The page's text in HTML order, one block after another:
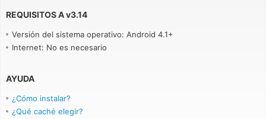
REQUISITOS Av3.14
Versión del sistema operativo: Android 4.1+
Internet: No es necesario
AYUDA
¿Cómo instalar?
¿Qué caché elegir?